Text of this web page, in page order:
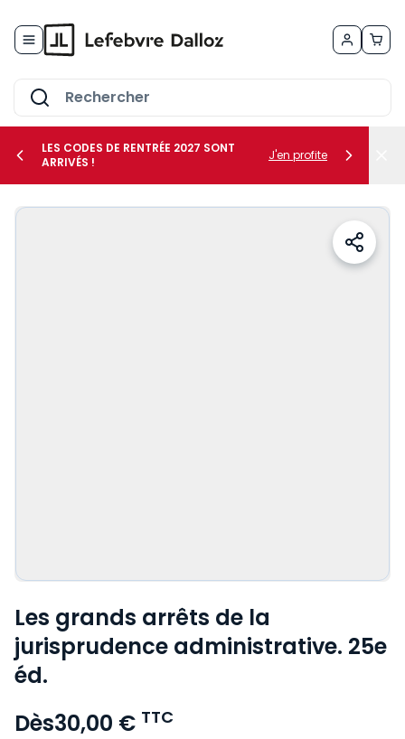
le sous-menu Vos métiers
LES CODES DE RENTRÉE 2027 SONT
ARRIVÉS !
J'en profite
Les grands arrêts de la
jurisprudence administrative. 25e
éd.
Dès30,00 € TTC